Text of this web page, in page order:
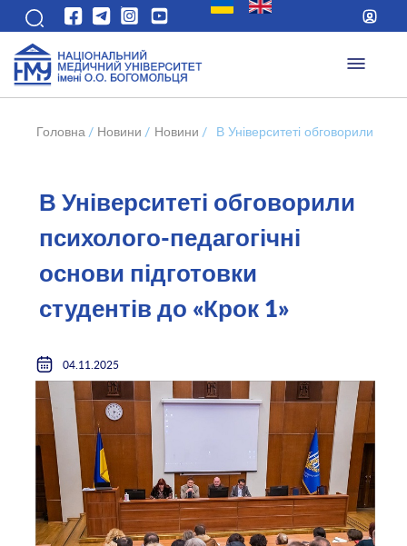
Головна / Новини / Новини / В Університеті обговорили
В Університеті обговорили
психолого-педагогічні
основи підготовки
студентів до «Крок 1»
04.11.2025